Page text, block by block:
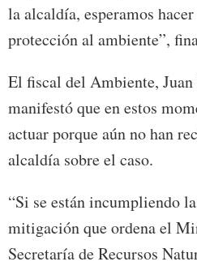
la alcaldía, esperamos
protección al ambiente”,
El fiscal del Ambiente,
manifestó que en estos
actuar porque aún no han
alcaldía sobre el caso.
“Si se están incumpliendo
mitigación que ordena el
Secretaría de Recursos